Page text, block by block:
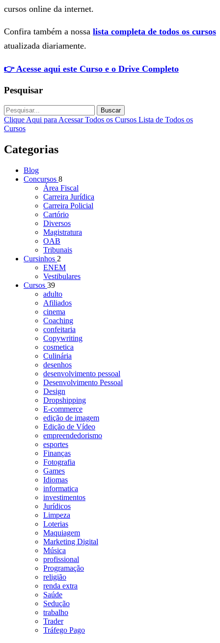
cursos online da internet.
Confira também a nossa lista completa de todos os cursos
atualizada diariamente.
👉 Acesse aqui este Curso e o Drive Completo
Pesquisar
Buscar
Clique Aqui para Acessar Todos os Cursos Lista de Todos os
Cursos
Categorias
Blog
Concursos 8
Área Fiscal
Carreira Jurídica
Carreira Policial
Cartório
Diversos
Magistratura
OAB
Tribunais
Cursinhos 2
ENEM
Vestibulares
Cursos 39
adulto
Afiliados
cinema
Coaching
confeitaria
Copywriting
cosmetica
Culinária
desenhos
desenvolvimento pessoal
Desenvolvimento Pessoal
Design
Dropshipping
E-commerce
edição de imagem
Edição de Vídeo
empreendedorismo
esportes
Finanças
Fotografia
Games
Idiomas
informatica
investimentos
Jurídicos
Limpeza
Loterias
Maquiagem
Marketing Digital
Música
profissional
Programação
religião
renda extra
Saúde
Sedução
trabalho
Trader
Tráfego Pago